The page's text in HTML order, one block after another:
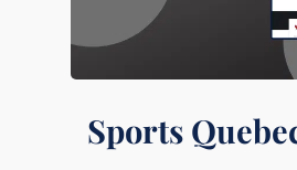
Sports